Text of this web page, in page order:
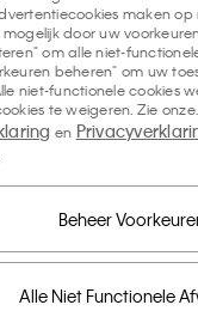
maken
door uw
om alle niet-
beheren" om uw
niet-functionele cookies
te weigeren. Zie
en
Alle Niet Functionele
Beheer